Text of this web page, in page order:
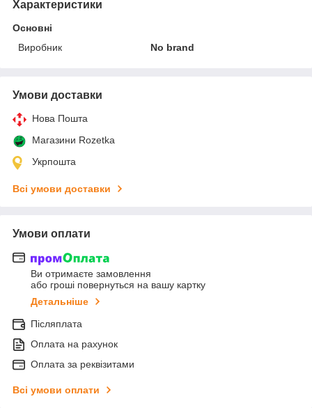
Характеристики
Основні
Виробник
No brand
Умови доставки
Нова Пошта
Магазини Rozetka
Укрпошта
Всі умови доставки
Умови оплати
Ви отримаєте замовлення
або гроші повернуться на вашу картку
Детальніше
Післяплата
Оплата на рахунок
Оплата за реквізитами
Всі умови оплати